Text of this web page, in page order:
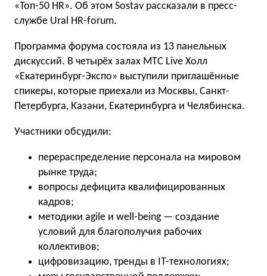
«Топ-50 HR». Об этом Sostav рассказали в пресс-
службе Ural HR-forum.
Программа форума состояла из 13 панельных
дискуссий. В четырёх залах MTC Live Холл
«Екатеринбург-Экспо» выступили приглашённые
спикеры, которые приехали из Москвы, Санкт-
Петербурга, Казани, Екатеринбурга и Челябинска.
Участники обсудили:
перераспределение персонала на мировом
рынке труда;
вопросы дефицита квалифицированных
кадров;
методики agile и well-being — создание
условий для благополучия рабочих
коллективов;
цифровизацию, тренды в IT-технологиях;